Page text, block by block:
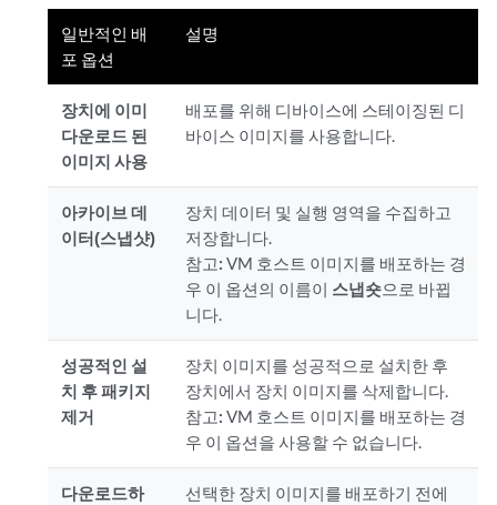
일반적인 배
포 옵션
설명
장치에 이미
다운로드 된
이미지 사용
배포를 위해 디바이스에 스테이징된 디
바이스 이미지를 사용합니다.
아카이브 데
이터(스냅샷)
장치 데이터 및 실행 영역을 수집하고
저장합니다.
참고: VM 호스트 이미지를 배포하는 경
우 이 옵션의 이름이 스냅숏으로 바뀝
니다.
성공적인 설
치 후 패키지
제거
장치 이미지를 성공적으로 설치한 후
장치에서 장치 이미지를 삭제합니다.
참고: VM 호스트 이미지를 배포하는 경
우 이 옵션을 사용할 수 없습니다.
다운로드하
선택한 장치 이미지를 배포하기 전에